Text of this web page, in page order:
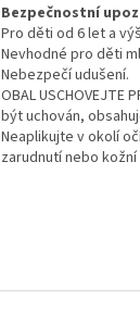
Bezpečnostní
Pro děti od 6 let a
Nevhodné pro děti
Nebezpečí udušení.
OBAL USCHOVEJTE
být uchován,
Neaplikujte v okolí
zarudnutí nebo